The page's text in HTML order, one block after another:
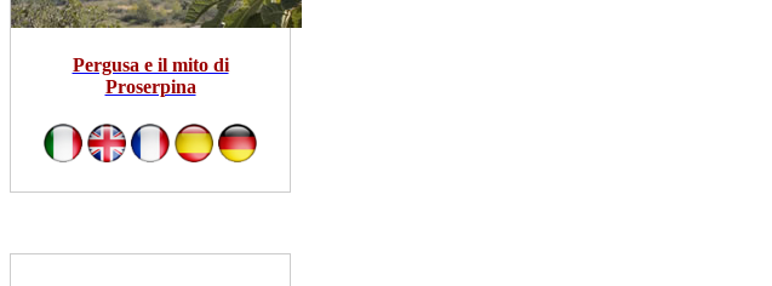
Pergusa e il mito di
Proserpina